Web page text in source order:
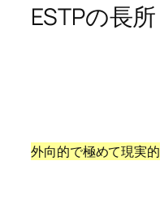
ESTPの長所
外向的で極めて現実的